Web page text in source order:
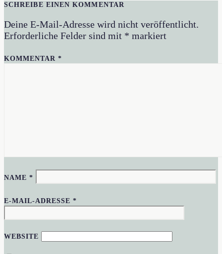
SCHREIBE EINEN KOMMENTAR
Deine E-Mail-Adresse wird nicht veröffentlicht.
Erforderliche Felder sind mit * markiert
KOMMENTAR*
NAME*
E-MAIL-ADRESSE*
WEBSITE